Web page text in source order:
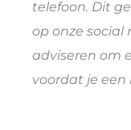
telefoon. Dit
op onze
adviseren om
voordat je een